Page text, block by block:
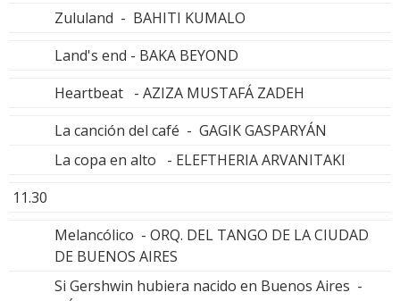
Zululand - BAHITI KUMALO
Land's end - BAKA BEYOND
Heartbeat - AZIZA MUSTAFÁ ZADEH
La canción del café - GAGIK GASPARYÁN
La copa en alto - ELEFTHERIA ARVANITAKI
11.30
Melancólico - ORQ. DEL TANGO DE LA CIUDAD
DE BUENOS AIRES
Si Gershwin hubiera nacido en Buenos Aires -